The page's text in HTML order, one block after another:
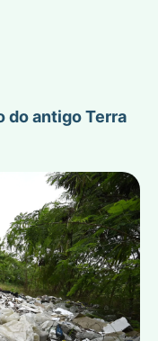
do antigo Terra